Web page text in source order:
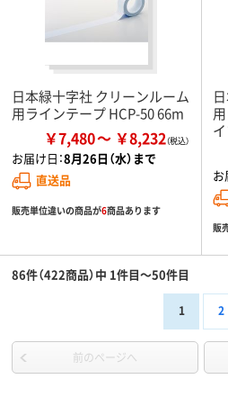
日本緑十字社 クリーンルーム
用ラインテープ HCP-50 66m
￥7,480 ￥8,232
お届け日：8月26日（水）まで
直送品
販売単位違いの商品が6商品あります
お
販
86件（422商品）中 1件目～50件目
1 2
前のページへ